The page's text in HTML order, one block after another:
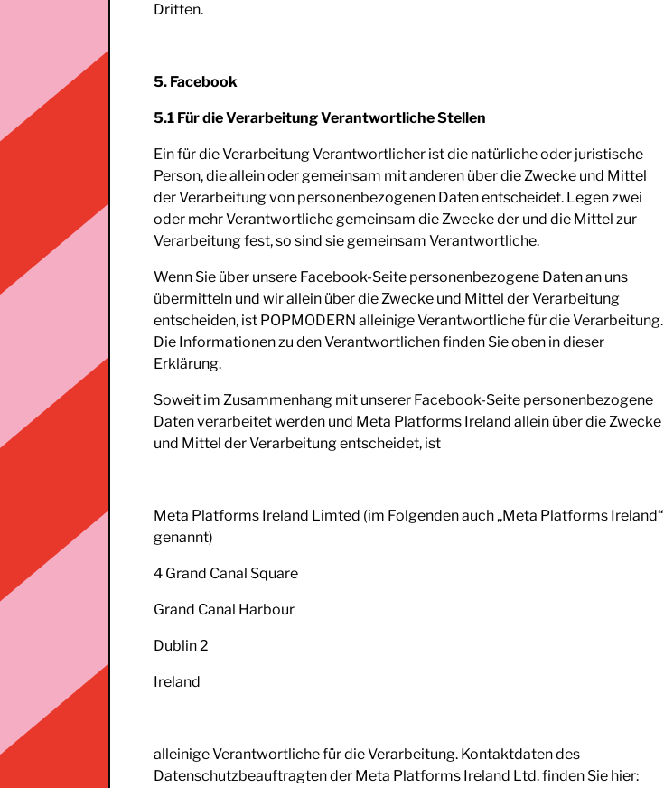
Dritten.
5. Facebook
5.1 Für die Verarbeitung Verantwortliche Stellen
Ein für die Verarbeitung Verantwortlicher ist die natürliche oder juristische
Person, die allein oder gemeinsam mit anderen über die Zwecke und Mittel
der Verarbeitung von personenbezogenen Daten entscheidet. Legen zwei
oder mehr Verantwortliche gemeinsam die Zwecke der und die Mittel zur
Verarbeitung fest, so sind sie gemeinsam Verantwortliche.
Wenn Sie über unsere Facebook-Seite personenbezogene Daten an uns
übermitteln und wir allein über die Zwecke und Mittel der Verarbeitung
entscheiden, ist POPMODERN alleinige Verantwortliche für die Verarbeitung.
Die Informationen zu den Verantwortlichen finden Sie oben in dieser
Erklärung.
Soweit im Zusammenhang mit unserer Facebook-Seite personenbezogene
Daten verarbeitet werden und Meta Platforms Ireland allein über die Zwecke
und Mittel der Verarbeitung entscheidet, ist
Meta Platforms Ireland Limted (im Folgenden auch „Meta Platforms Ireland“
genannt)
4 Grand Canal Square
Grand Canal Harbour
Dublin 2
Ireland
alleinige Verantwortliche für die Verarbeitung. Kontaktdaten des
Datenschutzbeauftragten der Meta Platforms Ireland Ltd. finden Sie hier: